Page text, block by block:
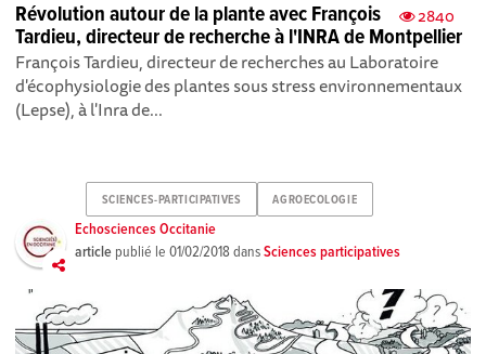
2840
Révolution autour de la plante avec François
Tardieu, directeur de recherche à l'INRA de Montpellier
François Tardieu, directeur de recherches au Laboratoire
d'écophysiologie des plantes sous stress environnementaux
(Lepse), à l'Inra de...
SCIENCES-PARTICIPATIVES AGROECOLOGIE
Echosciences Occitanie
article publié le01/02/2018 dansSciences participatives